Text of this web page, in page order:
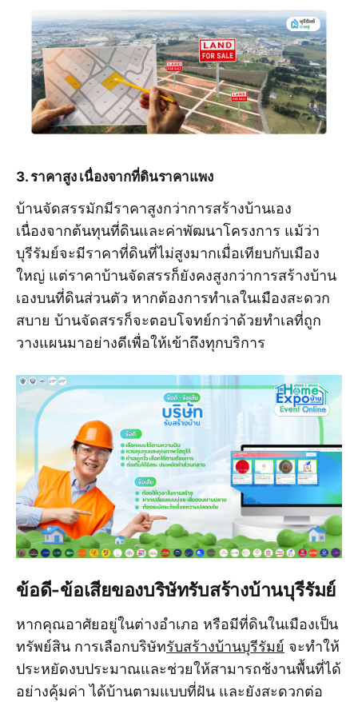
3. ราคาสูง เนื่องจากที่ดินราคาแพง
บ้านจัดสรรมักมีราคาสูงกว่าการสร้างบ้านเอง
เนื่องจากต้นทุนที่ดินและค่าพัฒนาโครงการ แม้ว่า
บุรีรัมย์จะมีราคาที่ดินที่ไม่สูงมากเมื่อเทียบกับเมือง
ใหญ่ แต่ราคาบ้านจัดสรรก็ยังคงสูงกว่าการสร้างบ้าน
เองบนที่ดินส่วนตัว หากต้องการทำเลในเมืองสะดวก
สบาย บ้านจัดสรรก็จะตอบโจทย์กว่าด้วยทำเลที่ถูก
วางแผนมาอย่างดีเพื่อให้เข้าถึงทุกบริการ
ข้อดี-ข้อเสียของบริษัทรับสร้างบ้านบุรีรัมย์
หากคุณอาศัยอยู่ในต่างอำเภอ หรือมีที่ดินในเมืองเป็น
ทรัพย์สิน การเลือกบริษัทรับสร้างบ้านบุรีรัมย์ จะทำให้
ประหยัดงบประมาณและช่วยให้สามารถช้งานพื้นที่ได้
อย่างคุ้มค่า ได้บ้านตามแบบที่ฝัน และยังสะดวกต่อ